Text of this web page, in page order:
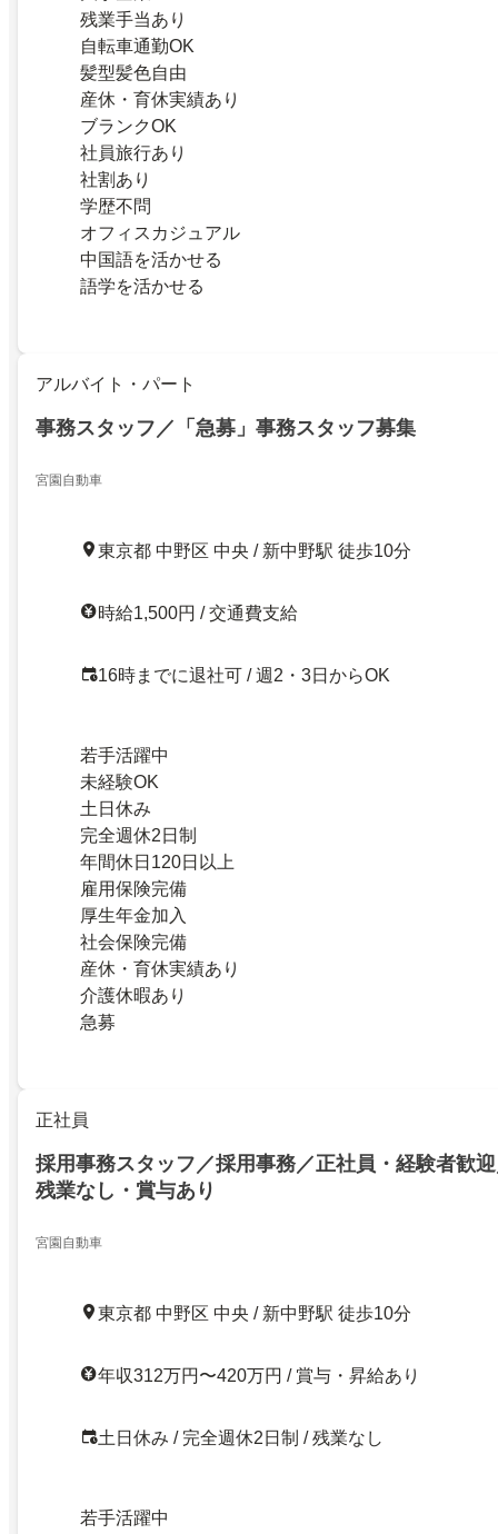
残業手当あり
自転車通勤OK
髪型髪色自由
産休・育休実績あり
ブランクOK
社員旅行あり
社割あり
学歴不問
オフィスカジュアル
中国語を活かせる
語学を活かせる
アルバイト・パート
事務スタッフ／「急募」事務スタッフ募集
宮園自動車
東京都 中野区 中央 / 新中野駅 徒歩10分
時給1,500円 / 交通費支給
16時までに退社可 / 週2・3日からOK
若手活躍中
未経験OK
土日休み
完全週休2日制
年間休日120日以上
雇用保険完備
厚生年金加入
社会保険完備
産休・育休実績あり
介護休暇あり
急募
正社員
採用事務スタッフ／採用事務／正社員・経験者歓
残業なし・賞与あり
宮園自動車
東京都 中野区 中央 / 新中野駅 徒歩10分
年収312万円〜420万円 / 賞与・昇給あり
土日休み / 完全週休2日制 / 残業なし
若手活躍中